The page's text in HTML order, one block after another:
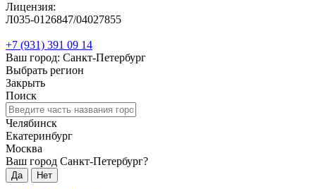
Лицензия:
Л035-0126847/04027855
+7 (931) 391 09 14
Ваш город: Санкт-Петербург
Выбрать регион
Закрыть
Поиск
Челябинск
Екатеринбург
Москва
Ваш город Санкт-Петербург?
Да Нет